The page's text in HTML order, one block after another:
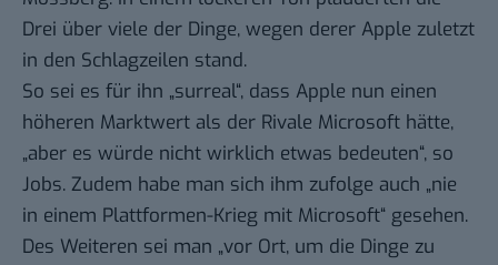
Drei über viele der Dinge, wegen derer Apple zuletzt
in den Schlagzeilen stand.
So sei es für ihn „surreal“, dass Apple nun einen
höheren Marktwert als der Rivale Microsoft hätte,
„aber es würde nicht wirklich etwas bedeuten“, so
Jobs. Zudem habe man sich ihm zufolge auch „nie
in einem Plattformen-Krieg mit Microsoft“ gesehen.
Des Weiteren sei man „vor Ort, um die Dinge zu